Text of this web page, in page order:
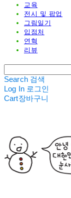
교육
전시 및 팝업
그림일기
입점처
연혁
리뷰
Search 검색
Log In 로그인
Cart장바구니